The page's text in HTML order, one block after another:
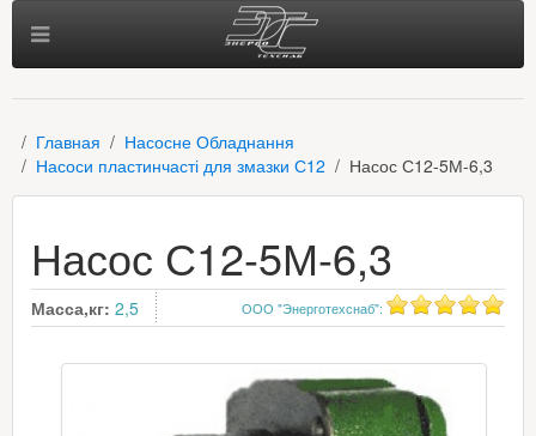
Главная
Насосне Обладнання
Насоси пластинчасті для змазки С12
Насос С12-5М-6,3
Насос С12-5М-6,3
ООО "Энерготехснаб":
Масса,кг: 2,5